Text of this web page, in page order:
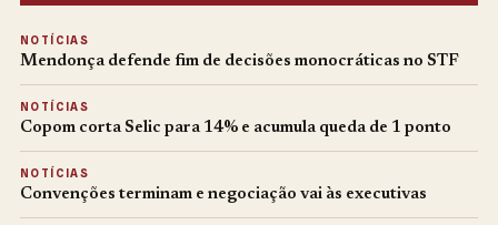
NOTÍCIAS
Mendonça defende fim de decisões monocráticas no STF
NOTÍCIAS
Copom corta Selic para 14% e acumula queda de 1 ponto
NOTÍCIAS
Convenções terminam e negociação vai às executivas